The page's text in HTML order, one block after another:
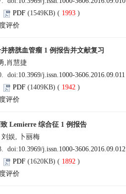
PDF (1549KB) ( 1993)
评价
膀胱血管瘤 1 例报告并文献复习
,肖慧捷
doi:10.3969/j.issn.1000-3606.2016.09.011
PDF (1409KB) ( 1942)
评价
Lemierre 综合征 1 例报告
娱, 卜丽梅
doi:10.3969/j.issn.1000-3606.2016.09.012
PDF (1620KB) ( 1892)
评价